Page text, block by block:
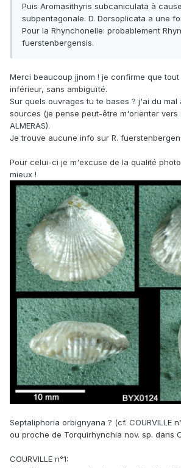
Puis Aromasithyris subcaniculata à
subpentagonale. D. Dorsoplicata a une
Pour la Rhynchonelle: probablement
fuerstenbergensis.
Merci beaucoup jjnom ! je confirme que
inférieur, sans ambiguïté.
Sur quels ouvrages tu te bases ? j'ai du mal
sources (je pense peut-être m'orienter vers
ALMERAS).
Je trouve aucune info sur R.
Pour celui-ci je m'excuse de la qualité
mieux !
Septaliphoria orbignyana ? (cf. COURVILLE
ou proche de Torquirhynchia nov. sp. dans
COURVILLE n°1: